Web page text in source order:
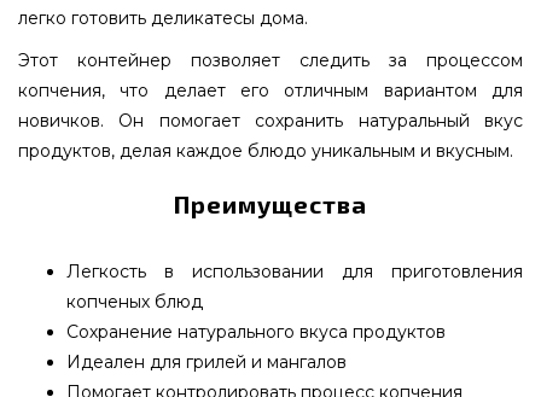
легко готовить деликатесы дома.
Этот контейнер позволяет следить за процессом
копчения, что делает его отличным вариантом для
новичков. Он помогает сохранить натуральный вкус
продуктов, делая каждое блюдо уникальным и вкусным.
Преимущества
Легкость в использовании для приготовления
копченых блюд
Сохранение натурального вкуса продуктов
Идеален для грилей и мангалов
Помогает контролировать процесс копчения